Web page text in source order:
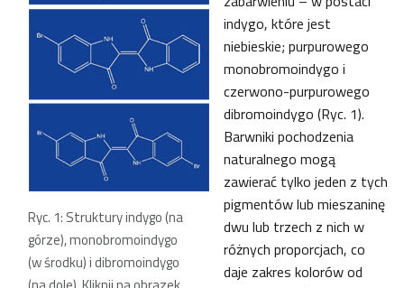
Ryc. 1: Struktury indygo (na
górze), monobromoindygo
(w środku) i dibromoindygo
indygo, które jest
niebieskie; purpurowego
monobromoindygo i
czerwono-purpurowego
dibromoindygo (Ryc. 1).
Barwniki pochodzenia
naturalnego mogą
zawierać tylko jeden z tych
pigmentów lub mieszaninę
dwu lub trzech z nich w
różnych proporcjach, co
daje zakres kolorów od